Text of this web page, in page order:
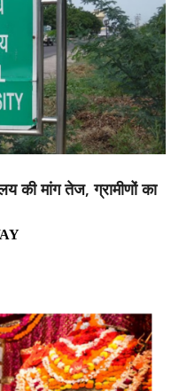
की मांग तेज, ग्रामीणों का